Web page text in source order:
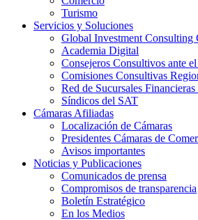
Turismo
Servicios y Soluciones
Global Investment Consulting
Academia Digital
Consejeros Consultivos ante
Comisiones Consultivas
Red de Sucursales
Síndicos del SAT
Cámaras Afiliadas
Localización de Cámaras
Presidentes Cámaras de
Avisos importantes
Noticias y Publicaciones
Comunicados de prensa
Compromisos de transparencia
Boletín Estratégico
En los Medios